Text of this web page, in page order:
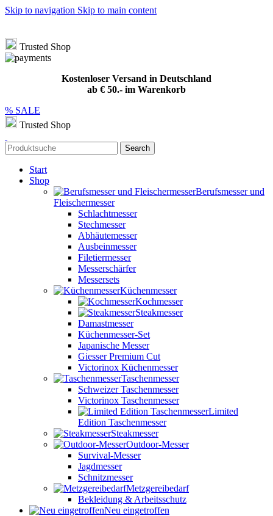
Skip to navigation Skip to main content
Trusted Shop
Kostenloser Versand in Deutschland
ab € 50.- im Warenkorb
% SALE
Trusted Shop
Search
Start
Shop
Berufsmesser und
Fleischermesser
Schlachtmesser
Stechmesser
Abhäutemesser
Ausbeinmesser
Filetiermesser
Messerschärfer
Messersets
Küchenmesser
Kochmesser
Steakmesser
Damastmesser
Küchenmesser-Set
Japanische Messer
Giesser Premium Cut
Victorinox Küchenmesser
Taschenmesser
Schweizer Taschenmesser
Victorinox Taschenmesser
Limited
Edition Taschenmesser
Steakmesser
Outdoor-Messer
Survival-Messer
Jagdmesser
Schnitzmesser
Metzgereibedarf
Bekleidung & Arbeitsschutz
Neu eingetroffen